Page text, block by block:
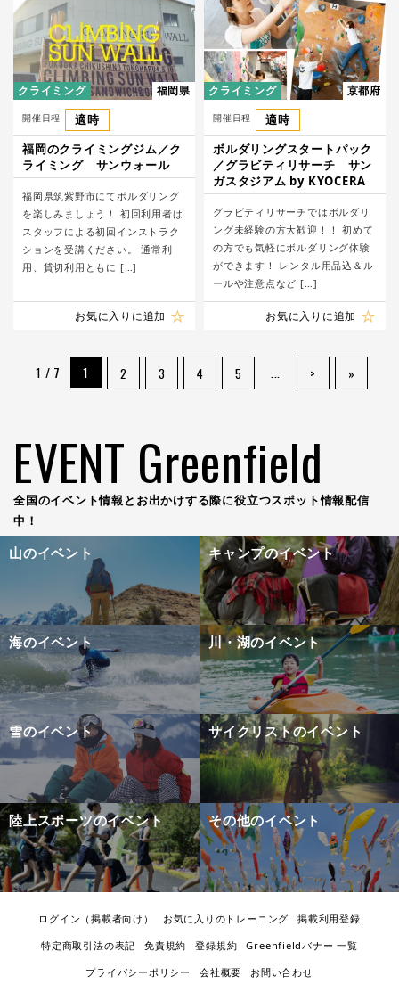
クライミング 福岡県
開催日程
適時
福岡のクライミングジム／ク
ライミング サンウォール
福岡県筑紫野市にてボルダリング
を楽しみましょう！ 初回利用者は
スタッフによる初回インストラク
ションを受講ください。 通常利
用、貸切利用ともに […]
お気に入りに追加
クライミング 京都府
開催日程
適時
ボルダリングスタートパック
／グラビティリサーチ サン
ガスタジアム by KYOCERA
グラビティリサーチではボルダリ
ング未経験の方大歓迎！！ 初めて
の方でも気軽にボルダリング体験
ができます！ レンタル用品込＆ル
ールや注意点など […]
お気に入りに追加
1 / 7 1 2 3 4 5 ... > »
EVENT Greenfield
全国のイベント情報とお出かけする際に役立つスポット情報配信
中！
山のイベント キャンプのイベント
海のイベント 川・湖のイベント
雪のイベント サイクリストのイベント
陸上スポーツのイベント その他のイベント
ログイン（掲載者向け） お気に入りのトレーニング
掲載利用登録
特定商取引法の表記
免責規約 登録規約
Greenfieldバナー 一覧
プライバシーポリシー
会社概要 お問い合わせ